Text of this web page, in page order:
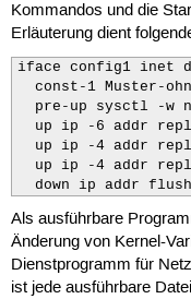
Kommandos und die
Erläuterung dient
iface config1 inet
const-1 Muster-
pre-up sysctl -w
up ip -6 addr
up ip -4 addr
up ip -4 addr
down ip addr
Als ausführbare
Änderung von Kernel-
Dienstprogramm für
ist jede ausführbare